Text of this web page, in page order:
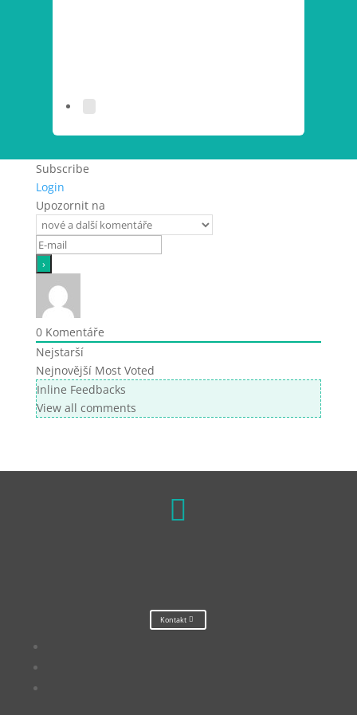
Subscribe
Login
Upozornit na
0Komentáře
Nejstarší
Nejnovější Most Voted
Inline Feedbacks
View all comments

Kontakt